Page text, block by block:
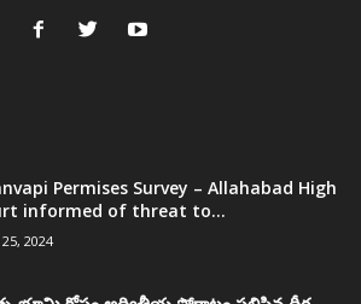
Permises Survey – Allahabad High
informed of threat to...
2024